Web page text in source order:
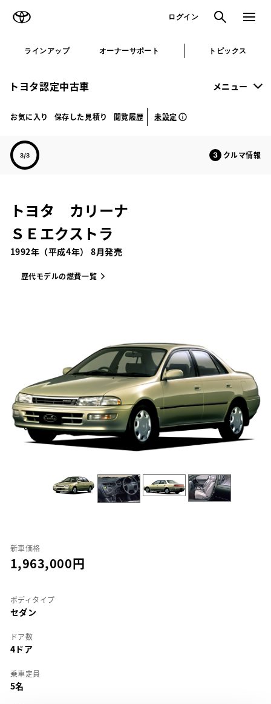
ログイン 検索 メニュ
ラインアップ オーナーサポート トピックス
トヨタ認定中古車 メニュー
お気に入り 保存した見積り 閲覧履歴 未設定
クルマ情報
トヨタ カリーナ
ＳＥエクストラ
1992年（平成4年） 8月発売
歴代モデルの燃費一覧
新車価格
1,963,000
ボディタイプ
セダン
ドア数
4ドア
乗車定員
5名